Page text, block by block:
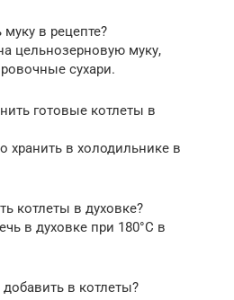
в рецепте?
цельнозерновую муку,
сухари.
готовые котлеты в
хранить в холодильнике в
котлеты в духовке?
в духовке при 180°C в
в котлеты?